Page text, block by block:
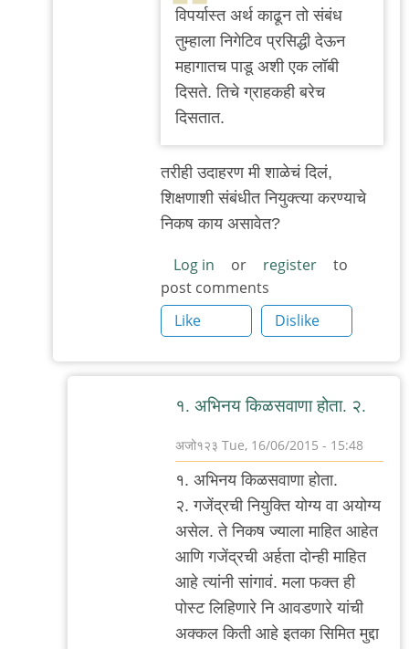
विपर्यास्त अर्थ काढून तो संबंध
तुम्हाला निगेटिव प्रसिद्धी देऊन
महागातच पाडू अशी एक लॉबी
दिसते. तिचे ग्राहकही बरेच
दिसतात.
तरीही उदाहरण मी शाळेचं दिलं,
शिक्षणाशी संबंधीत नियुक्त्या करण्याचे
निकष काय असावेत?
Log in or register
to
post comments
Like
Dislike
१. अभिनय किळसवाणा होता. २.
अजो१२३ Tue, 16/06/2015 - 15:48
reply
निकष
by
मी
१. अभिनय किळसवाणा होता.
२. गजेंद्रची नियुक्ति योग्य वा अयोग्य
असेल. ते निकष ज्याला माहित आहेत
आणि गजेंद्रची अर्हता दोन्ही माहित
आहे त्यांनी सांगावं. मला फक्त ही
पोस्ट लिहिणारे नि आवडणारे यांची
अक्कल किती आहे इतका सिमित मुद्दा